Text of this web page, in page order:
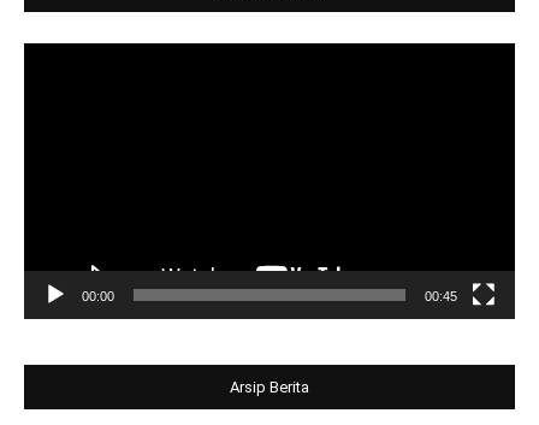
00:00 00:45
Arsip Berita